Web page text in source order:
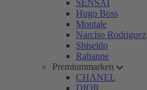
SENSAI
Hugo Boss
Montale
Narciso Rodriguez
Shiseido
Rabanne
Premiummarken
CHANEL
DIOR